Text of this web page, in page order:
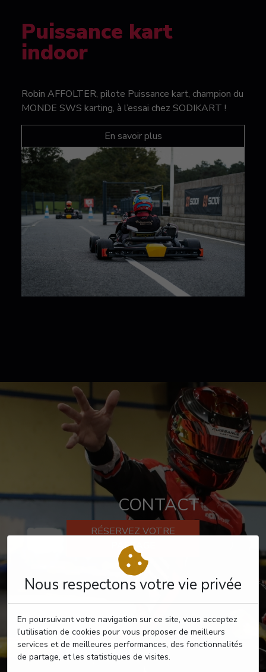
Nous respectons votre vie privée
En poursuivant votre navigation sur ce site, vous acceptez
l’utilisation de cookies pour vous proposer de meilleurs
services et de meilleures performances, des fonctionnalités
de partage, et les statistiques de visites.
Puissance kart
indoor
Robin AFFOLTER, pilote Puissance kart, champion du
MONDE SWS karting, à l’essai chez SODIKART !
En savoir plus
CONTACT
RÉSERVEZ VOTRE
PASSAGE